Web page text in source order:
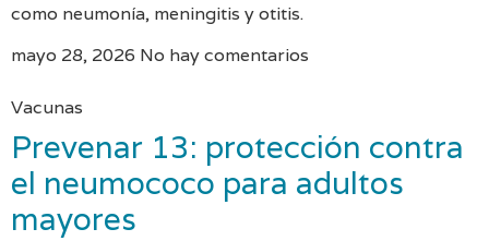
como neumonía, meningitis y otitis.
mayo 28, 2026 No hay comentarios
Vacunas
Prevenar 13: protección contra
el neumococo para adultos
mayores